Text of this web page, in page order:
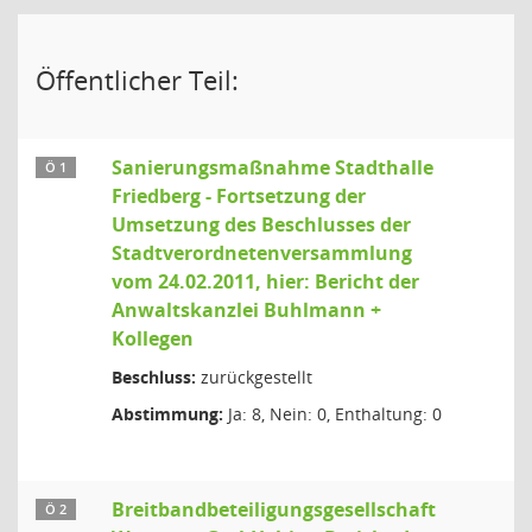
Öffentlicher Teil:
Ö 1
Sanierungsmaßnahme Stadthalle
Friedberg - Fortsetzung der
Umsetzung des Beschlusses der
Stadtverordnetenversammlung
vom 24.02.2011, hier: Bericht der
Anwaltskanzlei Buhlmann +
Kollegen
Beschluss: zurückgestellt
Abstimmung: Ja: 8, Nein: 0, Enthaltung: 0
Ö 2
Breitbandbeteiligungsgesellschaft